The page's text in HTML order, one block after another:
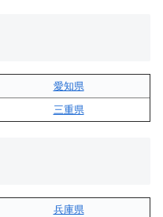
愛知県
三重県
兵庫県